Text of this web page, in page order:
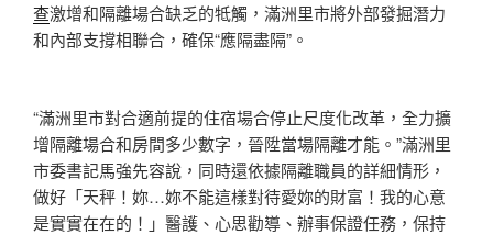
查激增和隔離場合缺乏的牴觸，滿洲里市將外部發掘潛力
和內部支撐相聯合，確保“應隔盡隔”。
“滿洲里市對合適前提的住宿場合停止尺度化改革，全力擴
增隔離場合和房間多少數字，晉陞當場隔離才能。”滿洲里
市委書記馬強先容說，同時還依據隔離職員的詳細情形，
做好「天秤！妳…妳不能這樣對待愛妳的財富！我的心意
是實實在在的！」醫護、心思勸導、辦事保證任務，保持